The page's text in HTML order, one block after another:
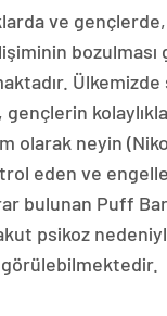
ve
bozulması
Ülkemizde
olarak neyin
eden ve
bulunan Puff
psikoz